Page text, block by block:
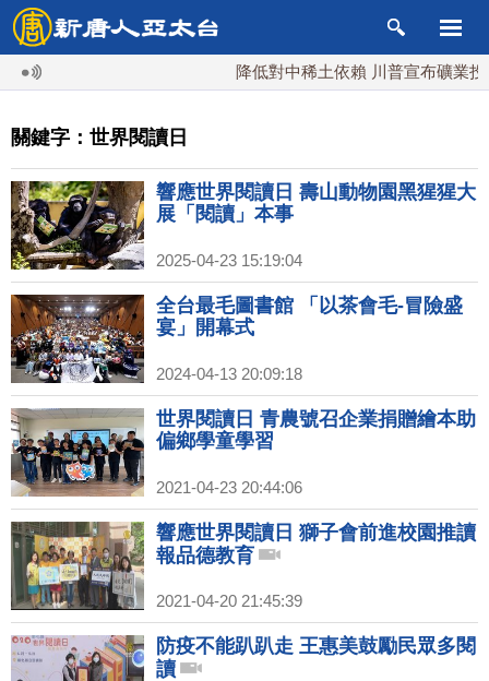
降低對中稀土依賴 川普宣布礦業投資
關鍵字：世界閱讀日
響應世界閱讀日 壽山動物園黑猩猩大
展「閱讀」本事
2025-04-23 15:19:04
全台最毛圖書館 「以茶會毛-冒險盛
宴」開幕式
2024-04-13 20:09:18
世界閱讀日 青農號召企業捐贈繪本助
偏鄉學童學習
2021-04-23 20:44:06
響應世界閱讀日 獅子會前進校園推讀
報品德教育
2021-04-20 21:45:39
防疫不能趴趴走 王惠美鼓勵民眾多閱
讀